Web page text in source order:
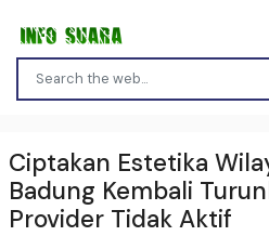
Ciptakan Estetika
Badung Kembali
Provider Tidak Aktif